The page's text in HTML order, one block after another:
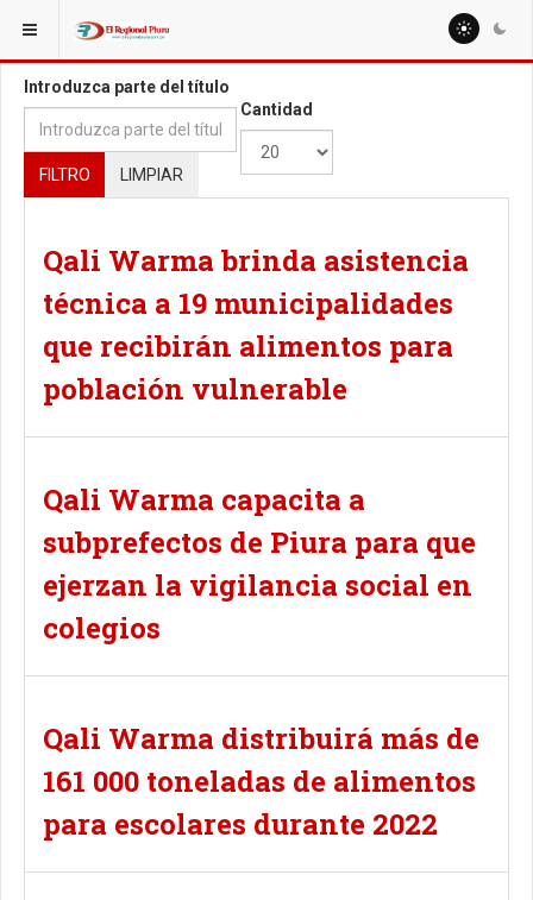
ESTÁ AQUÍ: TAGS
Introduzca parte del título
FILTRO LIMPIAR
Cantidad
Qali Warma brinda asistencia
técnica a 19 municipalidades
que recibirán alimentos para
población vulnerable
Qali Warma capacita a
subprefectos de Piura para que
ejerzan la vigilancia social en
colegios
Qali Warma distribuirá más de
161 000 toneladas de alimentos
para escolares durante 2022